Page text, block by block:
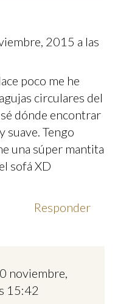
2015 a las
poco me he
circulares del
dónde encontrar
suave. Tengo
una súper mantita
sofá XD
Responder
noviembre,
15:42